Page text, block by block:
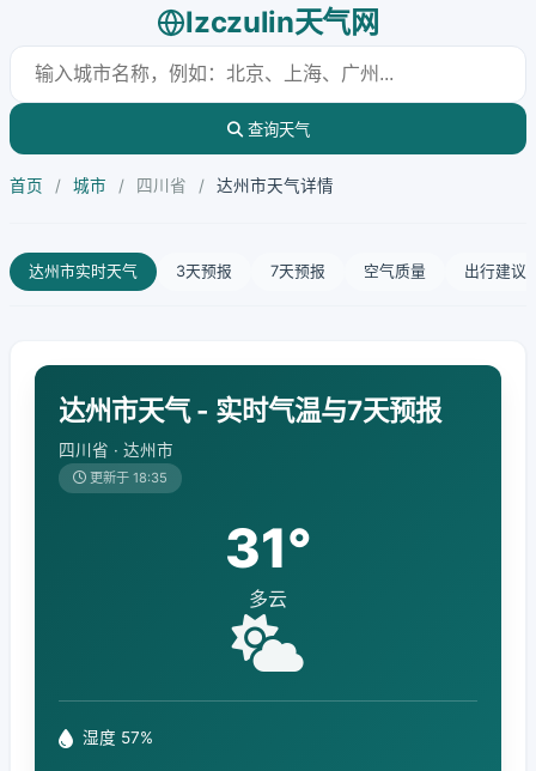
lzczulin天气网
查询天气
首页 / 城市 / 四川省 / 达州市天气详情
达州市实时天气 3天预报 7天预报 空气质量 出行建议
达州市天气 - 实时气温与7天预报
四川省 · 达州市
更新于 18:35
31°
多云
湿度 57%